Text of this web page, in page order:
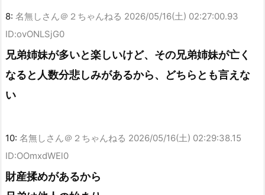
8: 名無しさん＠２ちゃんねる 2026/05/16(土) 02:27:00.93
ID:ovONLSjG0
兄弟姉妹が多いと楽しいけど、その兄弟姉妹が亡く
なると人数分悲しみがあるから、どちらとも言えな
い
10: 名無しさん＠２ちゃんねる 2026/05/16(土) 02:29:38.15
ID:OOmxdWEl0
財産揉めがあるから